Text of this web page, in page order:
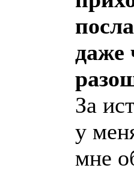
даже
За
у
мне